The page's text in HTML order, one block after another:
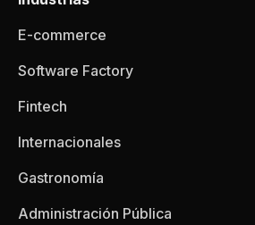
E-commerce
Software Factory
Fintech
Internacionales
Gastronomía
Administración Pública